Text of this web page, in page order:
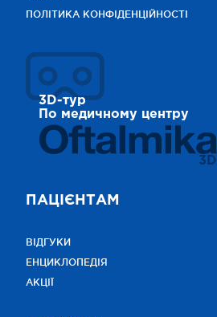
ПОЛІТИКА КОНФІДЕНЦІЙНОСТІ
3D-тур
По медичному центру
3D
ПАЦІЄНТАМ
ВІДГУКИ
ЕНЦИКЛОПЕДІЯ
АКЦІЇ